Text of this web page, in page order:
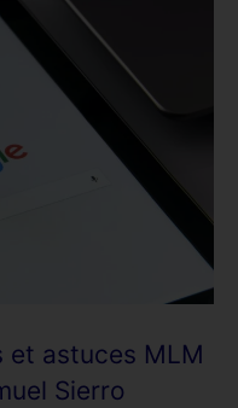
et astuces MLM
Sierro